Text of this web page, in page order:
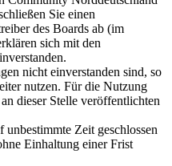
Sie einen
des Boards ab (im
sich mit den
nicht einverstanden sind, so
nutzen. Für die Nutzung
dieser Stelle veröffentlichten
Zeit geschlossen
Einhaltung einer Frist